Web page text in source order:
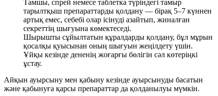
Тамшы, спрей немесе таблетка түріндегі тамыр
тарылтқыш препараттарды қолдану — бірақ 5–7 күннен
артық емес, себебі олар ісінуді азайтып, жиналған
секреттің шығуына көмектеседі.
Шырышты сұйылтатын құралдарды қолдану, бұл мұрын
қосалқы қуысынан оның шығуын жеңілдету үшін.
Ұйқы кезінде дененің жоғарғы бөлігін сәл көтеріңкі
ұстау.
Айқын ауырсыну мен қабыну кезінде ауырсынуды басатын
және қабынуға қарсы препараттар да қолданылуы мүмкін.